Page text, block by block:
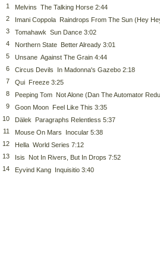
1
Melvins  The Talking Horse 2:44
2
Imani Coppola  Raindrops From The Sun (Hey
3
Tomahawk  Sun Dance 3:02
4
Northern State  Better Already 3:01
5
Unsane  Against The Grain 4:44
6
Circus Devils  In Madonna's Gazebo 2:18
7
Qui  Freeze 3:25
8
Peeping Tom  Not Alone (Dan The Automator
9
Goon Moon  Feel Like This 3:35
10
Dälek  Paragraphs Relentless 5:37
11
Mouse On Mars  Inocular 5:38
12
Hella  World Series 7:12
13
Isis  Not In Rivers, But In Drops 7:52
14
Eyvind Kang  Inquisitio 3:40